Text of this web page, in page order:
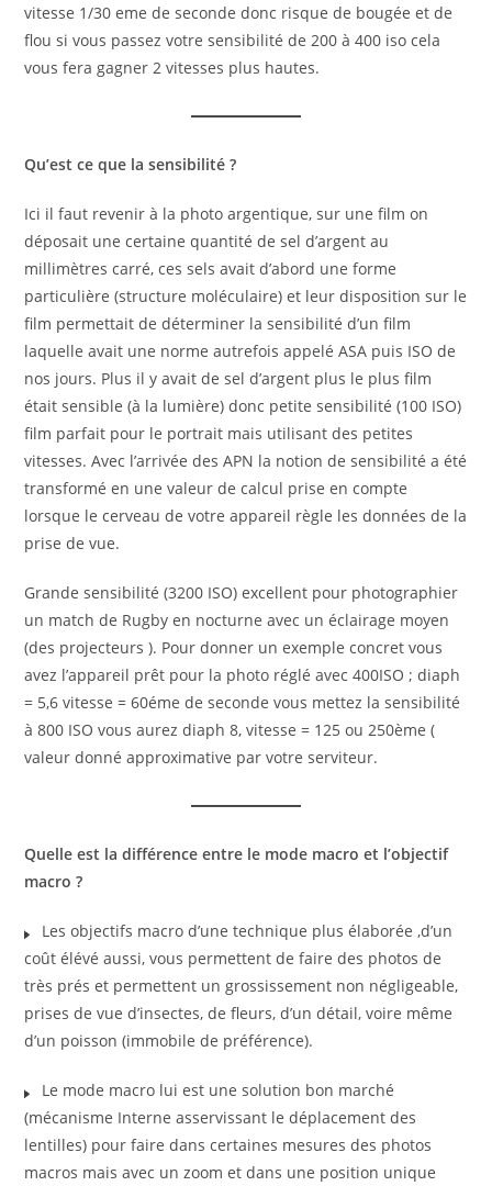
vitesse 1/30 eme de seconde donc risque de bougée et de
flou si vous passez votre sensibilité de 200 à 400 iso cela
vous fera gagner 2 vitesses plus hautes.
Qu’est ce que la sensibilité ?
Ici il faut revenir à la photo argentique, sur une film on
déposait une certaine quantité de sel d’argent au
millimètres carré, ces sels avait d’abord une forme
particulière (structure moléculaire) et leur disposition sur le
film permettait de déterminer la sensibilité d’un film
laquelle avait une norme autrefois appelé ASA puis ISO de
nos jours. Plus il y avait de sel d’argent plus le plus film
était sensible (à la lumière) donc petite sensibilité (100 ISO)
film parfait pour le portrait mais utilisant des petites
vitesses. Avec l’arrivée des APN la notion de sensibilité a été
transformé en une valeur de calcul prise en compte
lorsque le cerveau de votre appareil règle les données de la
prise de vue.
Grande sensibilité (3200 ISO) excellent pour photographier
un match de Rugby en nocturne avec un éclairage moyen
(des projecteurs ). Pour donner un exemple concret vous
avez l’appareil prêt pour la photo réglé avec 400ISO ; diaph
= 5,6 vitesse = 60éme de seconde vous mettez la sensibilité
à 800 ISO vous aurez diaph 8, vitesse = 125 ou 250ème (
valeur donné approximative par votre serviteur.
Quelle est la différence entre le mode macro et l’objectif
macro ?
Les objectifs macro d’une technique plus élaborée ,d’un
coût élévé aussi, vous permettent de faire des photos de
très prés et permettent un grossissement non négligeable,
prises de vue d’insectes, de fleurs, d’un détail, voire même
d’un poisson (immobile de préférence).
Le mode macro lui est une solution bon marché
(mécanisme Interne asservissant le déplacement des
lentilles) pour faire dans certaines mesures des photos
macros mais avec un zoom et dans une position unique